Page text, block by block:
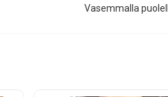
Vasemmalla